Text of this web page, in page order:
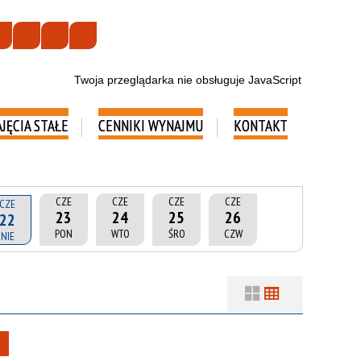
Twoja przeglądarka nie obsługuje JavaScript
STAŁE CENNIKI WYNAJMU KONTAKT
CZE
22
NIE
CZE
23
PON
CZE
24
WTO
CZE
25
ŚRO
CZE
26
CZW
Filtry